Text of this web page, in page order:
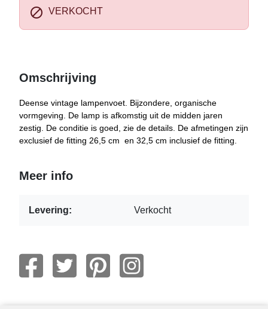
 VERKOCHT
Omschrijving
Deense vintage lampenvoet. Bijzondere, organische
vormgeving. De lamp is afkomstig uit de midden jaren
zestig. De conditie is goed, zie de details. De afmetingen zijn
exclusief de fitting 26,5 cm en 32,5 cm inclusief de fitting.
Meer info
Levering: Verkocht